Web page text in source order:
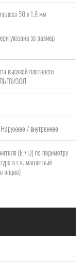
50 х 1,8 мм
указана за размер
высокой плотности
/ внутреннее
(Е + D) по периметру
в т.ч. магнитный
опция)